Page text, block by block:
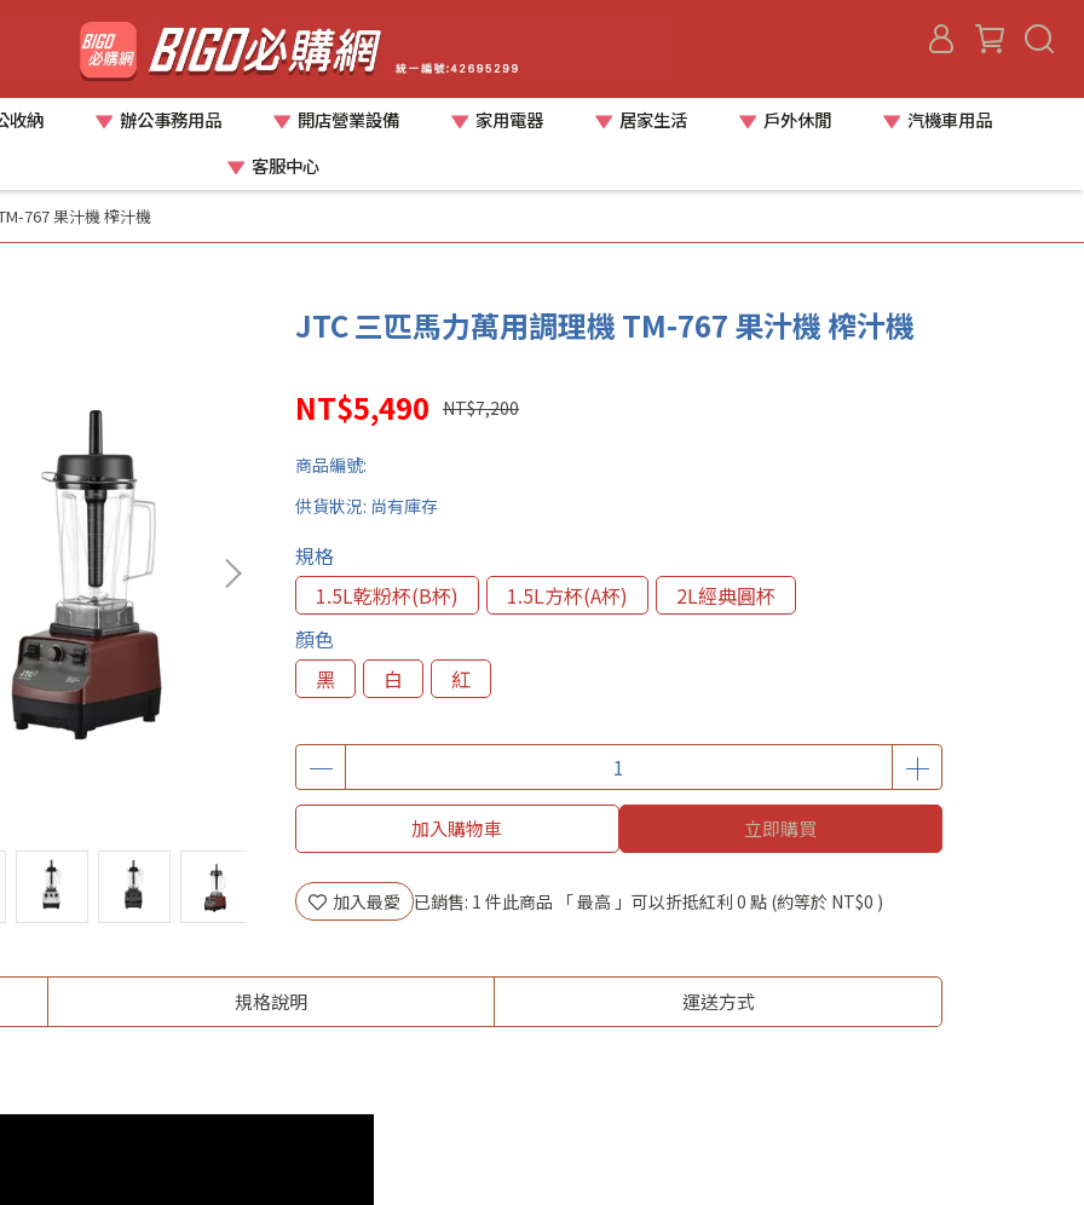
收納 辦公事務用品 開店營業設備 家用電器 居家生活 戶外休閒
汽機車用品
客服中心
767 果汁機 榨汁機
JTC 三匹馬力萬用調理機 TM-767 果汁機 榨汁機
NT$5,490 NT$7,200
商品編號:
供貨狀況: 尚有庫存
規格
1.5L乾粉杯(B杯)
1.5L方杯(A杯)
2L經典圓杯
顏色
黑
白 紅
加入購物車 立即購買
加入最愛 已銷售: 1 件此商品 「 最高 」可以折抵紅利 0 點 (約等於 NT$0 )
規格說明 運送方式